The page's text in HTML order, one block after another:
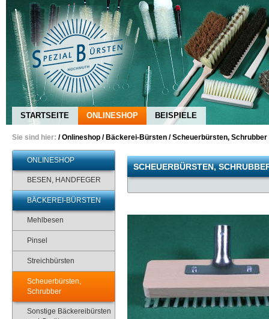
STARTSEITE ONLINESHOP BEISPIELE
Sie sind hier: /Onlineshop / Bäckerei-Bürsten /Scheuerbürsten, Schrubber
ONLINESHOP
BESEN, HANDFEGER
BÄCKEREI-BÜRSTEN
Mehlbesen
Pinsel
Streichbürsten
Scheuerbürsten,
Schrubber
Sonstige Bäckereibürsten
SCHEUERBÜRSTEN,